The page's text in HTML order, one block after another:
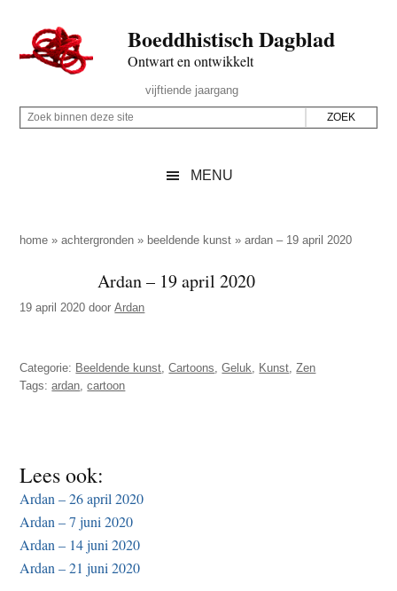
naar
de
inhoud
secondary
naar
de
sidebar
naar
de
Boeddhistisch Dagblad
Ontwart en ontwikkelt
Rechts
vijftiende jaargang
Z
p
z
s
i
Z
i
e
e
z
t
e
MENU
home »achtergronden » beeldende kunst »ardan – 19 april 2020
Ardan – 19 april 2020
19 april 2020 doorArdan
Categorie: Beeldende kunst ,Cartoons ,Geluk Kunst ,Zen
Tags:ardan ,cartoon
Lees ook:
Ardan – 26 april 2020
Ardan – 7 juni 2020
Ardan – 14 juni 2020
Ardan – 21 juni 2020